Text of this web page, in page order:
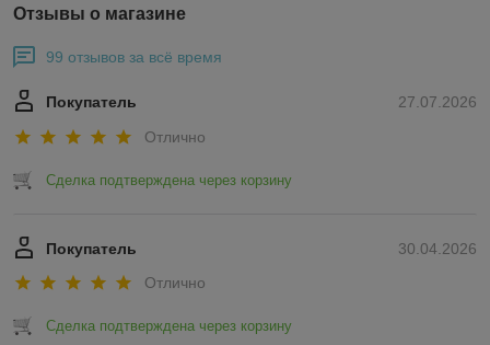
Отзывы о магазине
99 отзывов за всё время
27.07.2026
Покупатель
Отлично
Сделка подтверждена через корзину
30.04.2026
Покупатель
Отлично
Сделка подтверждена через корзину